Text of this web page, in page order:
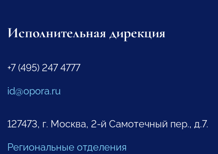
Исполнительная дирекция
+7 (495) 247 4777
id@opora.ru
127473, г. Москва, 2-й Самотечный пер., д.7.
Региональные отделения